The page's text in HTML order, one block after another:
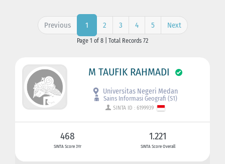
Previous 1 2 3 4 5 Next
Page 1 of 8 | Total Records 72
M TAUFIK RAHMADI
Universitas Negeri Medan
Sains Informasi Geografi (S1)
SINTA ID : 6199939
468
SINTA Score 3Yr
1.221
SINTA Score Overall